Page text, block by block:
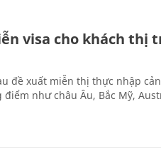
visa cho khách thị
đề xuất miễn thị thực nhập
như châu Âu, Bắc Mỹ,